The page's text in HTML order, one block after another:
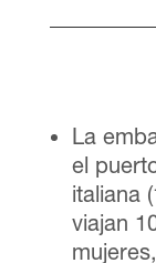
La
el
italiana
viajan